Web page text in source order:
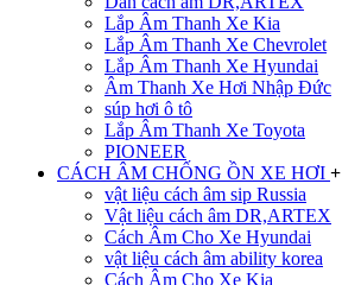
Lắp Âm Thanh Xe Kia
Lắp Âm Thanh Xe Chevrolet
Lắp Âm Thanh Xe Hyundai
Âm Thanh Xe Hơi Nhập Đức
súp hơi ô tô
Lắp Âm Thanh Xe Toyota
PIONEER
CÁCH ÂM CHỐNG ỒN XE HƠI +
vật liệu cách âm sip Russia
Vật liệu cách âm DR,ARTEX
Cách Âm Cho Xe Hyundai
vật liệu cách âm ability korea
Cách Âm Cho Xe Kia